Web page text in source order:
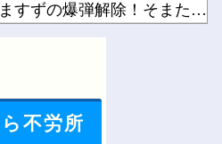
【にじさんじ】そまたますずの爆弾解除！そまたま大げんかで草他
不労所